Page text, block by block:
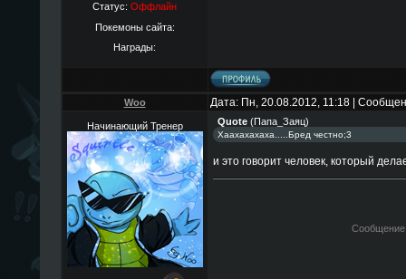
Статус: Оффлайн
Покемоны сайта:
Награды:
Woo Дата: Пн, 20.08.2012, 11:18 |
Начинающий Тренер Quote(Папа_Заяц)
Хаахахахаха.....Бред честно;3
и это говорит человек, который
Сообщение